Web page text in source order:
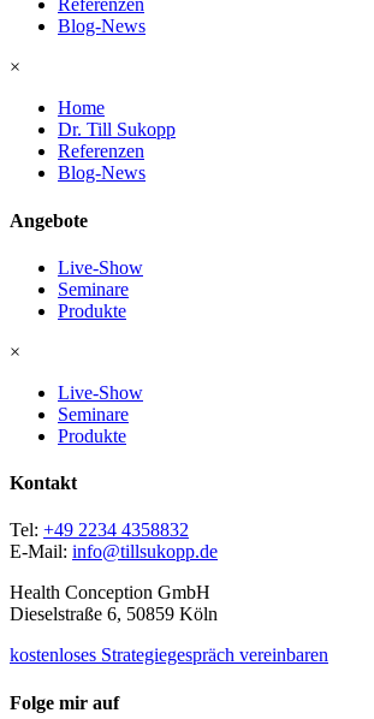
Referenzen
Blog-News
×
Home
Dr. Till Sukopp
Referenzen
Blog-News
Angebote
Live-Show
Seminare
Produkte
×
Live-Show
Seminare
Produkte
Kontakt
Tel: +49 2234 4358832
E-Mail: info@tillsukopp.de
Health Conception GmbH
Dieselstraße 6, 50859 Köln
kostenloses Strategiegespräch vereinbaren
Folge mir auf